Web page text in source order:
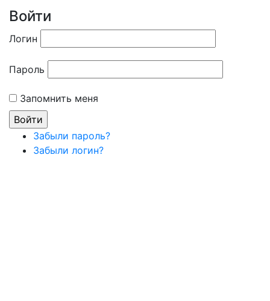
Войти
Логин
Пароль
Запомнить меня
Забыли пароль?
Забыли логин?